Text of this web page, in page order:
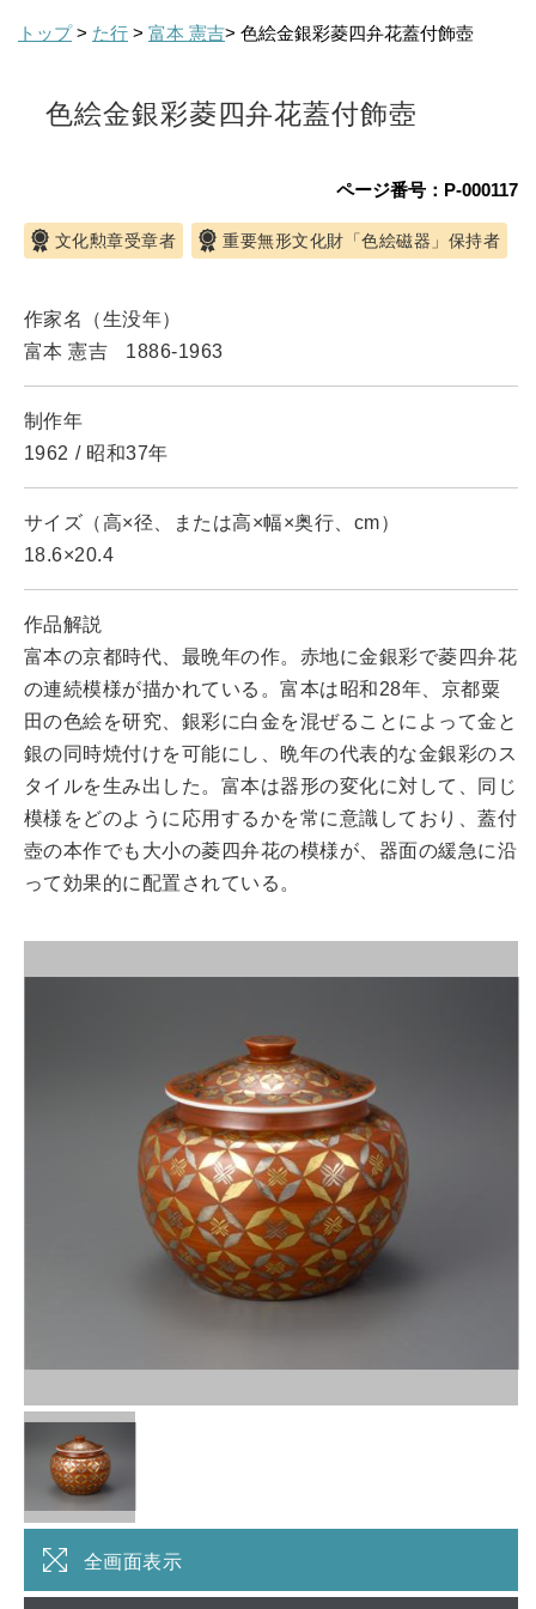
トップ> た行 > 富本 憲吉> 色絵金銀彩菱四弁花蓋付飾壺
色絵金銀彩菱四弁花蓋付飾壺
ページ番号：P-000117
文化勲章受章者 重要無形文化財「色絵磁器」保持者
作家名（生没年）
富本 憲吉
1886-1963
制作年
1962 / 昭和37年
サイズ（高×径、または高×幅×奥行、cm）
18.6×20.4
作品解説
富本の京都時代、最晩年の作。赤地に金銀彩で菱四弁花
の連続模様が描かれている。富本は昭和28年、京都粟
田の色絵を研究、銀彩に白金を混ぜることによって金と
銀の同時焼付けを可能にし、晩年の代表的な金銀彩のス
タイルを生み出した。富本は器形の変化に対して、同じ
模様をどのように応用するかを常に意識しており、蓋付
壺の本作でも大小の菱四弁花の模様が、器面の緩急に沿
って効果的に配置されている。
全画面表示